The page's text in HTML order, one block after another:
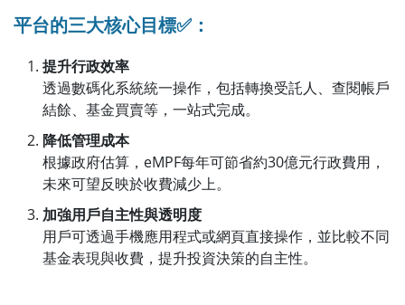
平台的三大核心目標✅ ：
提升行政效率
透過數碼化系統統一操作，包括轉換受託人、查閱帳戶
結餘、基金買賣等，一站式完成。
降低管理成本
根據政府估算，eMPF每年可節省約30億元行政費用，
未來可望反映於收費減少上。
加強用戶自主性與透明度
用戶可透過手機應用程式或網頁直接操作，並比較不同
基金表現與收費，提升投資決策的自主性。